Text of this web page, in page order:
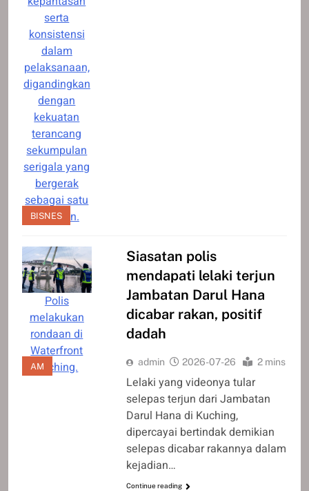
serta
konsistensi
dalam
pelaksanaan,
digandingkan
dengan
kekuatan
terancang
sekumpulan
serigala yang
bergerak
sebagai satu
pasukan.
BISNES
Polis
melakukan
rondaan di
Waterfront
Kuching.
AM
Siasatan polis
mendapati lelaki terjun
Jambatan Darul Hana
dicabar rakan, positif
dadah
admin 2026-07-26 2 mins
Lelaki yang videonya tular
selepas terjun dari Jambatan
Darul Hana di Kuching,
dipercayai bertindak demikian
selepas dicabar rakannya dalam
kejadian…
Continue reading